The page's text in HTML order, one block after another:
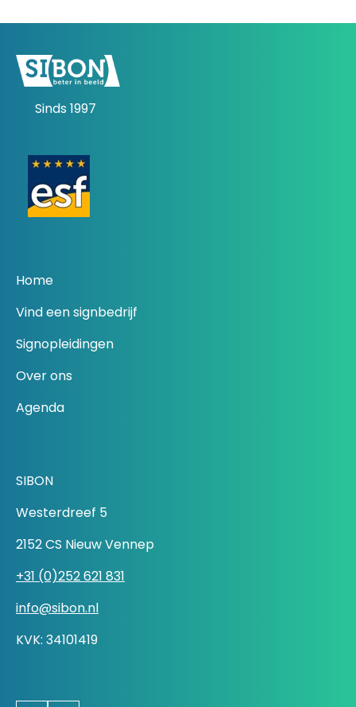
Sinds 1997
Home
Vind een signbedrijf
Signopleidingen
Over ons
Agenda
SIBON
Westerdreef 5
2152 CS Nieuw Vennep
+31 (0)252 621 831
info@sibon.nl
KVK: 34101419